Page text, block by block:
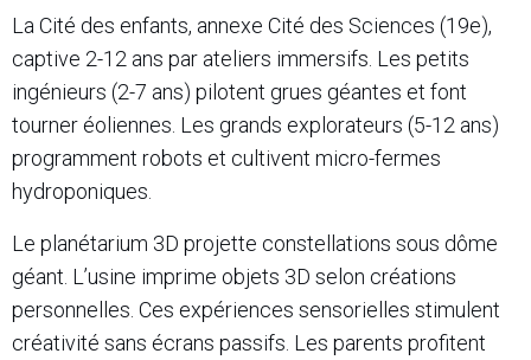
La Cité des enfants, annexe Cité des Sciences (19e),
captive 2-12 ans par ateliers immersifs. Les petits
ingénieurs (2-7 ans) pilotent grues géantes et font
tourner éoliennes. Les grands explorateurs (5-12 ans)
programment robots et cultivent micro-fermes
hydroponiques.
Le planétarium 3D projette constellations sous dôme
géant. L’usine imprime objets 3D selon créations
personnelles. Ces expériences sensorielles stimulent
créativité sans écrans passifs. Les parents profitent